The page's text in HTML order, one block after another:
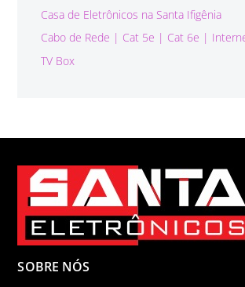
Casa de Eletrônicos na Santa Ifigênia
Cabo de Rede | Cat 5e | Cat 6e |
TV Box
SOBRE NÓS